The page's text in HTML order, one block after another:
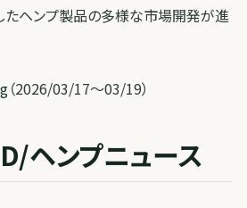
たヘンプ製品の多様な市場開発が進
（2026/03/17〜03/19）
ヘンプニュース